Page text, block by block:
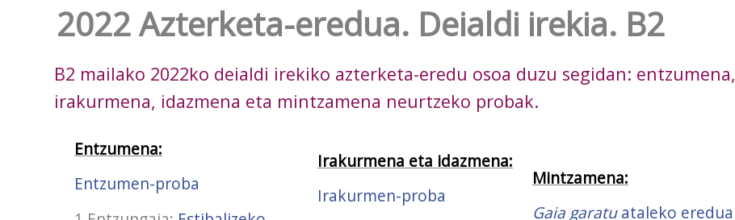
2022 Azterketa-eredua. Deialdi irekia. B2
B2 mailako 2022ko deialdi irekiko azterketa-eredu osoa duzu segidan: entzumena,
irakurmena, idazmena eta mintzamena neurtzeko probak.
Entzumena:
Entzumen-proba
Irakurmena eta idazmena:
Irakurmen-proba
Mintzamena:
Gaia garatuataleko eredua